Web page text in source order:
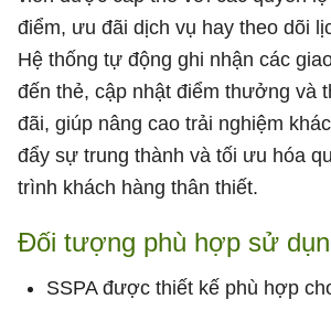
điểm, ưu đãi dịch vụ hay theo dõi
Hệ thống tự động ghi nhận các
đến thẻ, cập nhật điểm thưởng và
đãi, giúp nâng cao trải nghiệm
đẩy sự trung thành và tối ưu hóa
trình khách hàng thân thiết.
Đối tượng phù hợp sử
SSPA được thiết kế phù hợp